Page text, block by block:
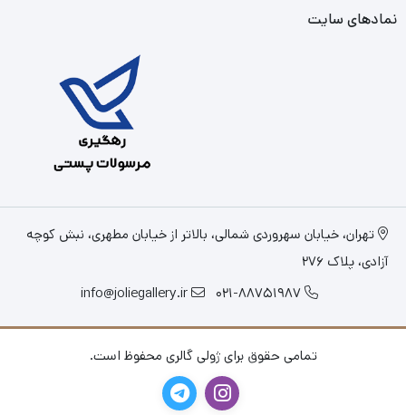
نمادهای سایت
تهران، خیابان سهروردی شمالی، بالاتر از خیابان مطهری، نبش کوچه
آزادی، پلاک 276
021-88751987
info@joliegallery.ir
تمامی حقوق برای ژولی گالری محفوظ است.